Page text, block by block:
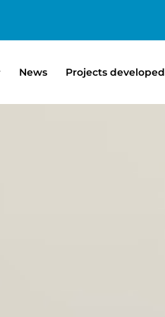
News Projects developed